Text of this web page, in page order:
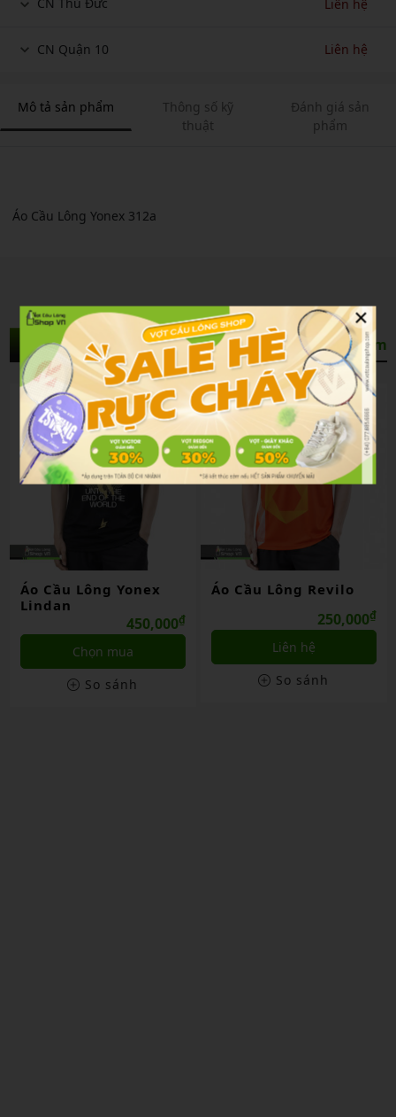
Liên hệ
CN Quận 10 Liên hệ
Mô tả sản phẩm
Thông số kỹ
thuật
Đánh giá sản
phẩm
Áo Cầu Lông Yonex 312a
Sản Phẩm Liên Quan Xem thêm
Áo Cầu Lông Yonex
Lindan
450,000₫
Chọn mua
So sánh
Áo Cầu Lông Revilo
250,000₫
Liên hệ
So sánh
×